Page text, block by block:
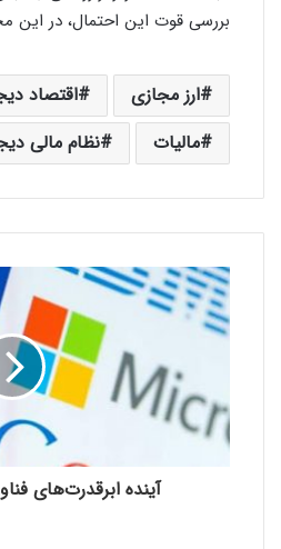
بررسی قوت این احتمال، در این
ارز مجازی اقتصاد
مالیات
نظام مالی
آینده ابرقدرت‌های